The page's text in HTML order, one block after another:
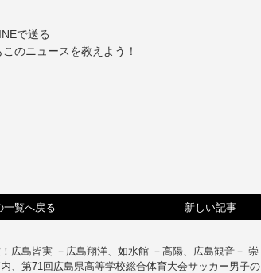
のニュースを教えよう！
一覧へ戻る 新しい記事
広島皆実 －広島翔洋、如水館 －高陽、広島観音－ 崇
、第71回広島県高等学校総合体育大会サッカー男子の